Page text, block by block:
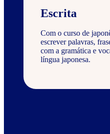
Escrita
Com o curso de
escrever palavras,
com a gramática e
língua japonesa.